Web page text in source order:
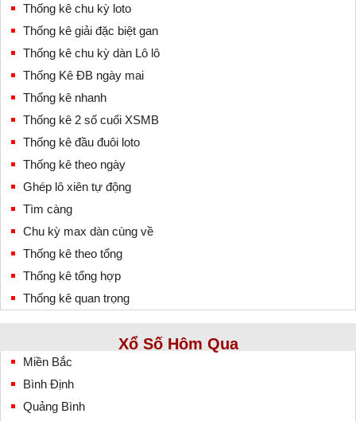
Thống kê chu kỳ loto
Thống kê giải đặc biệt gan
Thống kê chu kỳ dàn Lô lô
Thống Kê ĐB ngày mai
Thống kê nhanh
Thống kê 2 số cuối XSMB
Thống kê đầu đuôi loto
Thống kê theo ngày
Ghép lô xiên tự động
Tìm càng
Chu kỳ max dàn cùng về
Thống kê theo tổng
Thống kê tổng hợp
Thống kê quan trọng
Xổ Số Hôm Qua
Miền Bắc
Bình Định
Quảng Bình